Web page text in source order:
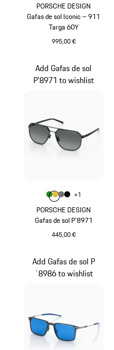
PORSCHE DESIGN
Gafas de sol Iconic – 911
Targa 60Y
995,00 €
PORSCHE DESIGN
Gafas de sol P'8971
445,00 €
Add Gafas de sol
P'8971 to wishlist
Color
ColorVerde
Color Oro
ColorGris Nardo
Color
+1
Add Gafas de sol P
´8986 to wishlist